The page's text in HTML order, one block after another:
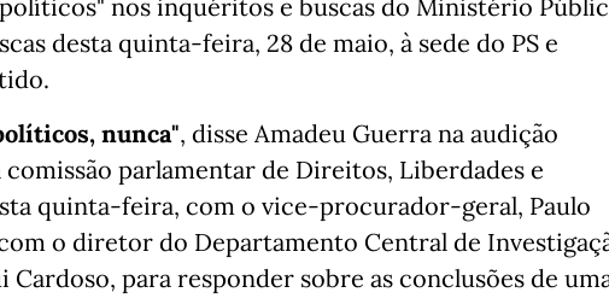
nos inquéritos e buscas do Ministério
desta quinta-feira, 28 de maio, à sede do PS e
nunca", disse Amadeu Guerra na audição
parlamentar de Direitos, Liberdades e
quinta-feira, com o vice-procurador-geral, Paulo
o diretor do Departamento Central de
Cardoso, para responder sobre as conclusões de